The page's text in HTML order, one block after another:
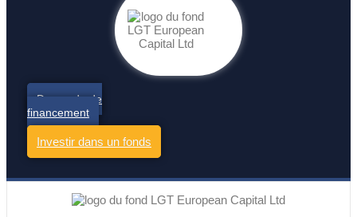
Demande de
financement
Investir dans un fonds